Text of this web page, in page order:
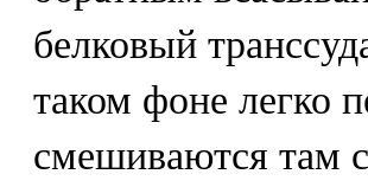
белковый
таком фоне легко
смешиваются там